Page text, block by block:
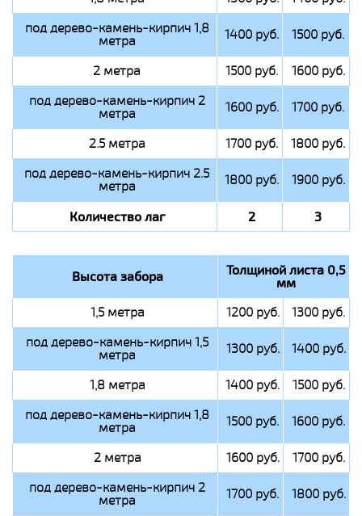
под дерево-камень-кирпич 1,8
метра 1400 руб. 1500 руб.
2 метра 1500 руб.
1600 руб.
под дерево-камень-кирпич 2
метра 1600 руб. 1700 руб.
2.5 метра 1700 руб.
1800 руб.
под дерево-камень-кирпич 2.5
метра 1800 руб. 1900 руб.
Количество лаг 2 3
Высота забора Толщиной листа 0,5
мм
1,5 метра 1200 руб.
1300 руб.
под дерево-камень-кирпич 1,5
метра 1300 руб. 1400 руб.
1,8 метра 1400 руб.
1500 руб.
под дерево-камень-кирпич 1,8
метра 1500 руб. 1600 руб.
2 метра 1600 руб.
1700 руб.
под дерево-камень-кирпич 2
метра 1700 руб. 1800 руб.